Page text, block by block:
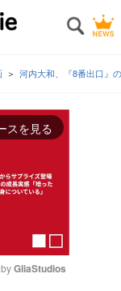
河内大和、『8番出口』
スを見る
GliaStudios